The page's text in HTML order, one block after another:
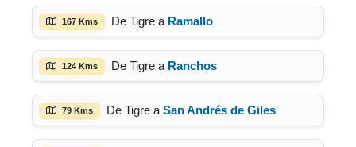
167 Kms De Tigre a Ramallo
124 Kms De Tigre a Ranchos
79 Kms De Tigre a San Andrés de Giles